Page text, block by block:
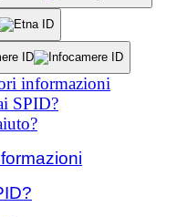
ID
informazioni
SPID?